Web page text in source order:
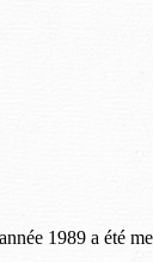
1989 a été